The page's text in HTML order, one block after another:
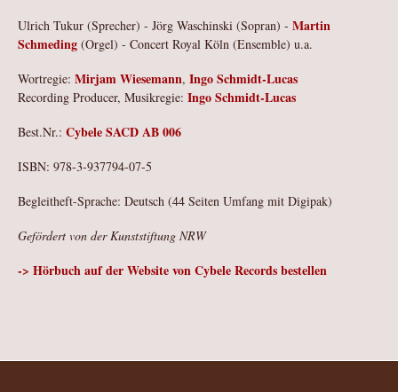
Ulrich Tukur (Sprecher) - Jörg Waschinski (Sopran) - Martin
Schmeding (Orgel) - Concert Royal Köln (Ensemble) u.a.
Wortregie: Mirjam Wiesemann, Ingo Schmidt-Lucas
Recording Producer, Musikregie: Ingo Schmidt-Lucas
Best.Nr.: Cybele SACD AB 006
ISBN: 978-3-937794-07-5
Begleitheft-Sprache: Deutsch (44 Seiten Umfang mit Digipak)
Gefördert von der Kunststiftung NRW
-> Hörbuch auf der Website von Cybele Records bestellen